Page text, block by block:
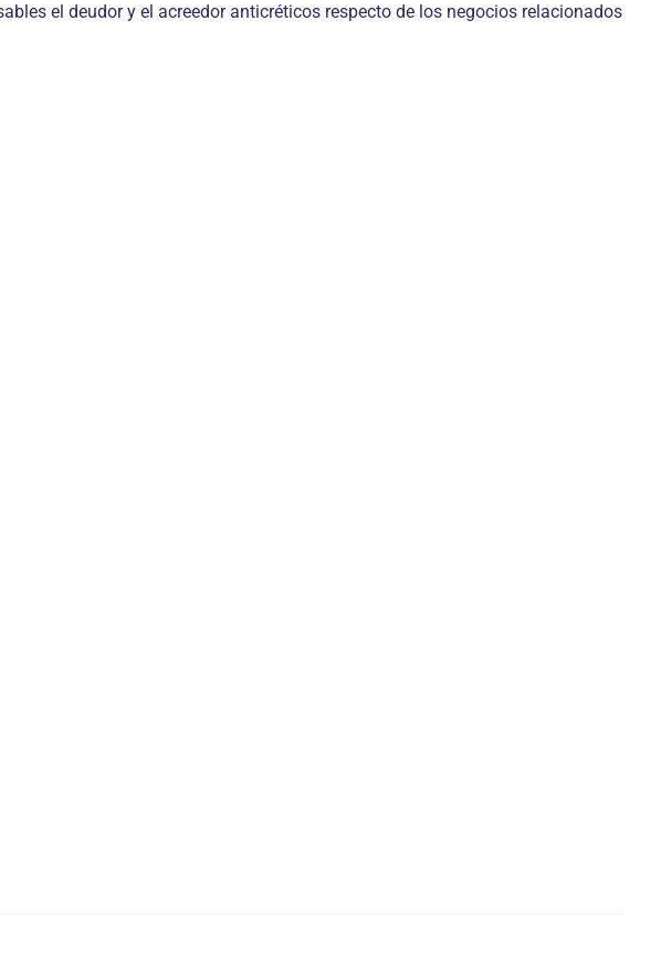
el deudor y el acreedor anticréticos respecto de los negocios relacionados